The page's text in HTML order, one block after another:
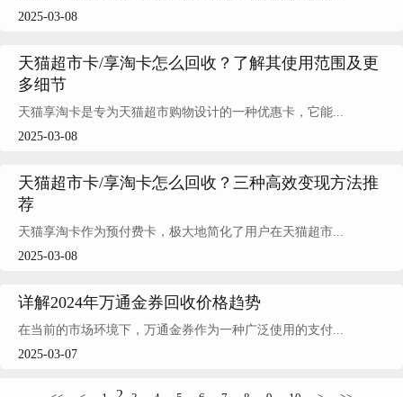
2025-03-08
天猫超市卡/享淘卡怎么回收？了解其使用范围及更
多细节
天猫享淘卡是专为天猫超市购物设计的一种优惠卡，它能...
2025-03-08
天猫超市卡/享淘卡怎么回收？三种高效变现方法推
荐
天猫享淘卡作为预付费卡，极大地简化了用户在天猫超市...
2025-03-08
详解2024年万通金券回收价格趋势
在当前的市场环境下，万通金券作为一种广泛使用的支付...
2025-03-07